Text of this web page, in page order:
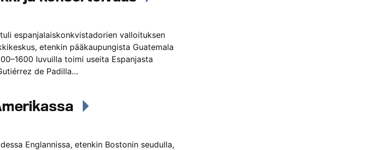
espanjalaiskonkvistadorien valloituksen
etenkin pääkaupungista Guatemala
luvuilla toimi useita Espanjasta
de Padilla…
Englannissa, etenkin Bostonin seudulla,